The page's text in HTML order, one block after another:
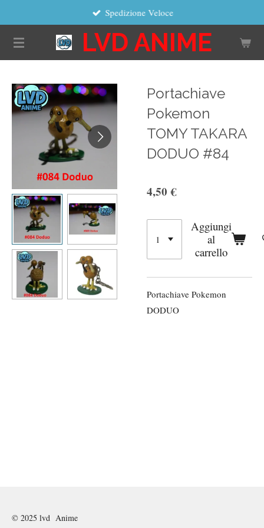
contenuto
principale
LVD ANIME
Spedizione Veloce
Portachiave
Pokemon
TOMY TAKARA
DODUO #84
4,50 €
Aggiungi
al
carrello
Portachiave Pokemon
DODUO
© 2025 lvd Anime